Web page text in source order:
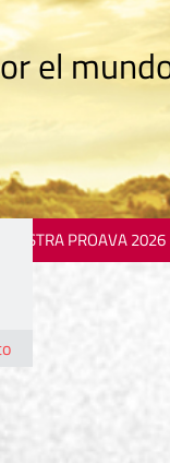
el
MOSTRA PROAVA 2026